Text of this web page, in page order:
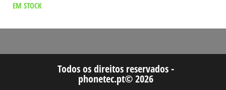
EM STOCK
Todos os direitos reservados -
phonetec.pt© 2026